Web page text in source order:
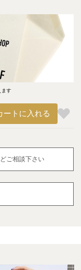
ます
ートに入れる
ご相談下さい